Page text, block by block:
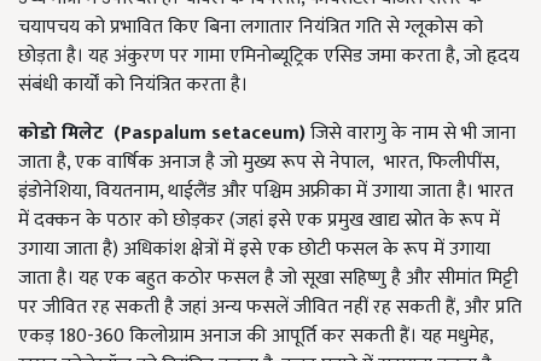
चयापचय को प्रभावित किए बिना लगातार नियंत्रित गति से ग्लूकोस को
छोड़ता है। यह अंकुरण पर गामा एमिनोब्यूट्रिक एसिड जमा करता है, जो हृदय
संबंधी कार्यों को नियंत्रित करता है।
कोडो मिलेट (Paspalum setaceum)जिसे वारागु के नाम से भी जाना
जाता है, एक वार्षिक अनाज है जो मुख्य रूप से नेपाल, भारत, फिलीपींस,
इंडोनेशिया, वियतनाम, थाईलैंड और पश्चिम अफ्रीका में उगाया जाता है। भारत
में दक्कन के पठार को छोड़कर (जहां इसे एक प्रमुख खाद्य स्रोत के रूप में
उगाया जाता है) अधिकांश क्षेत्रों में इसे एक छोटी फसल के रूप में उगाया
जाता है। यह एक बहुत कठोर फसल है जो सूखा सहिष्णु है और सीमांत मिट्टी
पर जीवित रह सकती है जहां अन्य फसलें जीवित नहीं रह सकती हैं, और प्रति
एकड़ 180-360 किलोग्राम अनाज की आपूर्ति कर सकती हैं। यह मधुमेह,